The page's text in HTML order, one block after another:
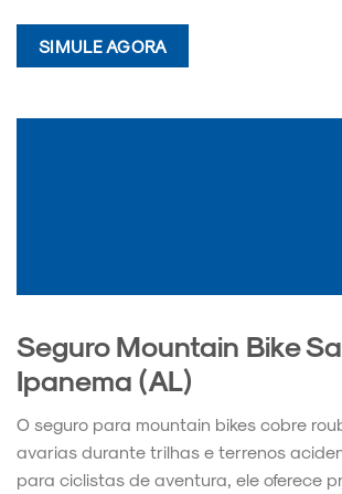
SIMULE AGORA
Seguro Mountain Bike
Ipanema (AL)
O seguro para mountain bikes cobre
avarias durante trilhas e terrenos
para ciclistas de aventura, ele oferece